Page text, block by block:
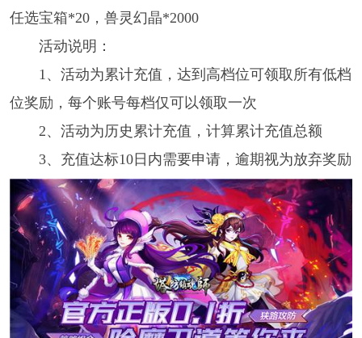
任选宝箱*20，兽灵幻晶*2000
活动说明：
1、活动为累计充值，达到高档位可领取所有低档
位奖励，每个账号每档仅可以领取一次
2、活动为历史累计充值，计算累计充值总额
3、充值达标10日内需要申请，逾期视为放弃奖励